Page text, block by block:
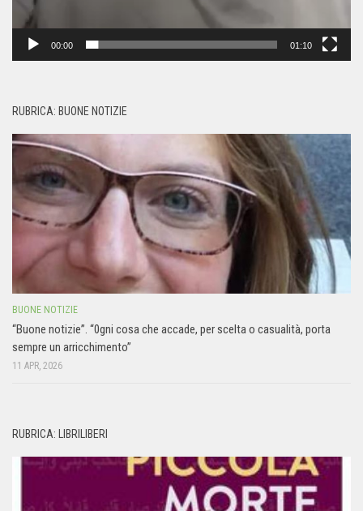
00:00 01:10
RUBRICA: BUONE NOTIZIE
BUONE NOTIZIE
“Buone notizie”. “0gni cosa che accade, per scelta o casualità, porta
sempre un arricchimento”
11 APR, 2026
RUBRICA: LIBRILIBERI